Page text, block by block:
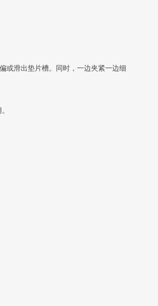
或滑出垫片槽。同时，一边夹紧一边细